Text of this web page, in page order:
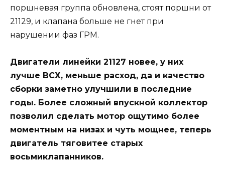
поршневая группа обновлена, стоят поршни от
21129, и клапана больше не гнет при
нарушении фаз ГРМ.
Двигатели линейки 21127 новее, у них
лучше ВСХ, меньше расход, да и качество
сборки заметно улучшили в последние
годы. Более сложный впускной коллектор
позволил сделать мотор ощутимо более
моментным на низах и чуть мощнее, теперь
двигатель тяговитее старых
восьмиклапанников.